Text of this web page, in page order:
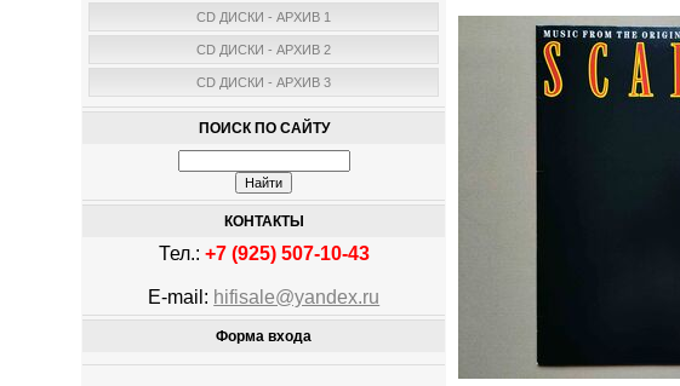
CD ДИСКИ - АРХИВ 1
CD ДИСКИ - АРХИВ 2
CD ДИСКИ - АРХИВ 3
ПОИСК ПО САЙТУ
КОНТАКТЫ
Тел.: +7 (925) 507-10-43
E-mail: hifisale@yandex.ru
Форма входа